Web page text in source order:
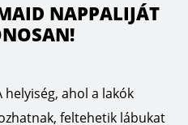
NAPPALIJÁT
ahol a lakók
feltehetik lábukat